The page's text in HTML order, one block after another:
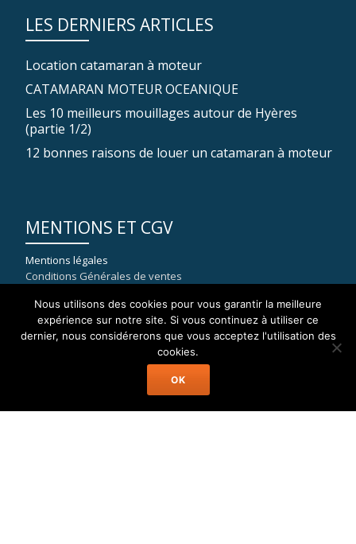
LES DERNIERS ARTICLES
Location catamaran à moteur
CATAMARAN MOTEUR OCEANIQUE
Les 10 meilleurs mouillages autour de Hyères
(partie 1/2)
12 bonnes raisons de louer un catamaran à moteur
MENTIONS ET CGV
Mentions légales
Conditions Générales de ventes
83400 HYERES
Nous utilisons des cookies pour vous garantir la meilleure
expérience sur notre site. Si vous continuez à utiliser ce
dernier, nous considérerons que vous acceptez l'utilisation des
cookies.
OK